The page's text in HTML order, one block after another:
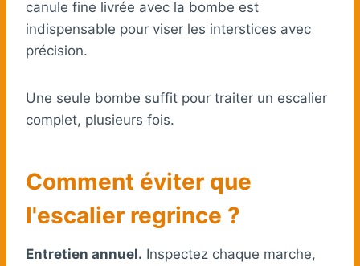
canule fine livrée avec la bombe est
indispensable pour viser les interstices avec
précision.
Une seule bombe suffit pour traiter un escalier
complet, plusieurs fois.
Comment éviter que
l'escalier regrince ?
Entretien annuel. Inspectez chaque marche,